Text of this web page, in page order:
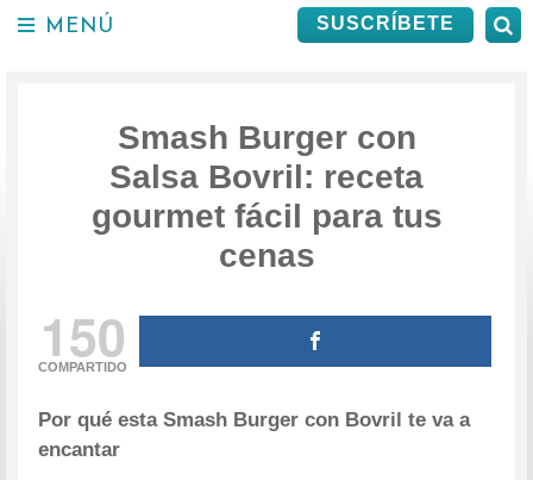
SUSCRÍBETE
MENÚ
Smash Burger con
Salsa Bovril: receta
gourmet fácil para tus
cenas
150
COMPARTIDO
Por qué estaSmash Burger con Bovril te va a
encantar